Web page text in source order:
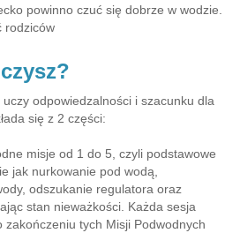
powinno czuć się dobrze w wodzie.
rodziców
odpowiedzalności i szacunku dla
się z 2 części:
misje od 1 do 5, czyli podstawowe
jak nurkowanie pod wodą,
odszukanie regulatora oraz
stan nieważkości. Każda sesja
zakończeniu tych Misji Podwodnych